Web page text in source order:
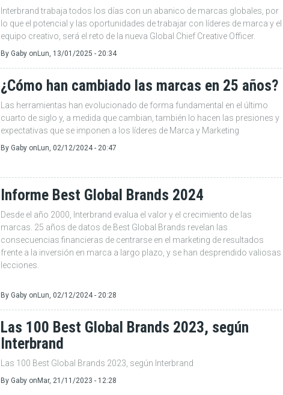
Interbrand trabaja todos los días con un abanico de marcas globales, por
lo que el potencial y las oportunidades de trabajar con líderes de marca y el
equipo creativo, será el reto de la nueva Global Chief Creative Officer.
By Gaby onLun, 13/01/2025 - 20:34
¿Cómo han cambiado las marcas en 25 años?
Las herramientas han evolucionado de forma fundamental en el último
cuarto de siglo y, a medida que cambian, también lo hacen las presiones y
expectativas que se imponen a los líderes de Marca y Marketing
By Gaby onLun, 02/12/2024 - 20:47
Informe Best Global Brands 2024
Desde el año 2000, Interbrand evalua el valor y el crecimiento de las
marcas. 25 años de datos de Best Global Brands revelan las
consecuencias financieras de centrarse en el marketing de resultados
frente a la inversión en marca a largo plazo, y se han desprendido valiosas
lecciones.
By Gaby on Lun, 02/12/2024 - 20:28
Las 100 Best Global Brands 2023, según
Interbrand
Las 100 Best Global Brands 2023, según Interbrand
By Gaby on Mar, 21/11/2023 - 12:28